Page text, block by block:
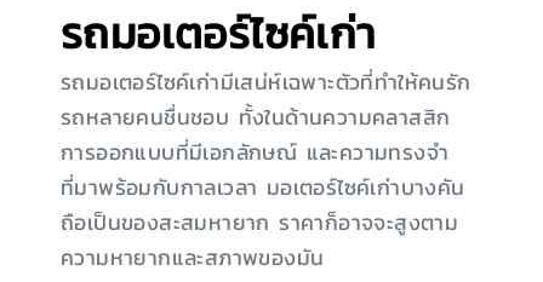
รถมอเตอร์ไซค์เก่า
รถมอเตอร์ไซค์เก่ามีเสน่ห์เฉพาะตัวที่ทำให้คนรัก
รถหลายคนชื่นชอบ ทั้งในด้านความคลาสสิก
การออกแบบที่มีเอกลักษณ์ และความทรงจำ
ที่มาพร้อมกับกาลเวลา มอเตอร์ไซค์เก่าบางคัน
ถือเป็นของสะสมหายาก ราคาก็อาจจะสูงตาม
ความหายากและสภาพของมัน